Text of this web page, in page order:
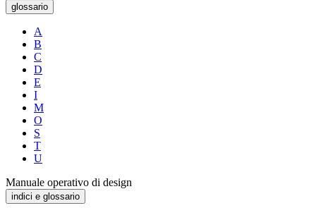
glossario
A
B
C
D
E
I
M
O
S
T
U
Manuale operativo di design
indici e glossario